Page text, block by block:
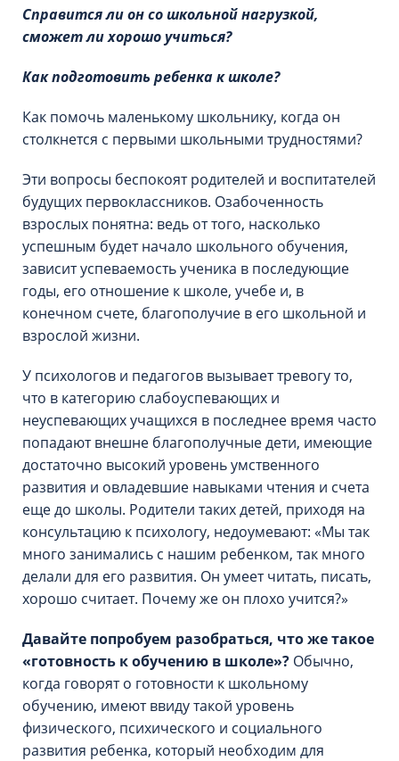
Справится ли он со школьной нагрузкой,
сможет ли хорошо учиться?
Как подготовить ребенка к школе?
Как помочь маленькому школьнику, когда он
столкнется с первыми школьными трудностями?
Эти вопросы беспокоят родителей и воспитателей
будущих первоклассников. Озабоченность
взрослых понятна: ведь от того, насколько
успешным будет начало школьного обучения,
зависит успеваемость ученика в последующие
годы, его отношение к школе, учебе и, в
конечном счете, благополучие в его школьной и
взрослой жизни.
У психологов и педагогов вызывает тревогу то,
что в категорию слабоуспевающих и
неуспевающих учащихся в последнее время часто
попадают внешне благополучные дети, имеющие
достаточно высокий уровень умственного
развития и овладевшие навыками чтения и счета
еще до школы. Родители таких детей, приходя на
консультацию к психологу, недоумевают: «Мы так
много занимались с нашим ребенком, так много
делали для его развития. Он умеет читать, писать,
хорошо считает. Почему же он плохо учится?»
Давайте попробуем разобраться, что же такое
«готовность к обучению в школе»? Обычно,
когда говорят о готовности к школьному
обучению, имеют ввиду такой уровень
физического, психического и социального
развития ребенка, который необходим для